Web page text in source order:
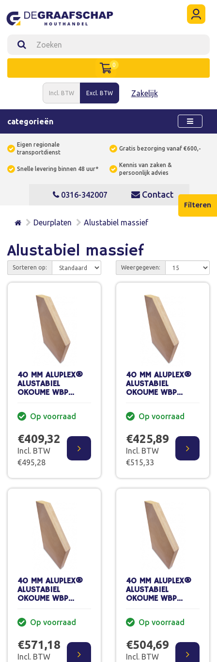
Filteren
Incl. BTW Excl. BTW Zakelijk
0
categorieën
Eigen regionale
transportdienst
Gratis bezorging vanaf €600,-
Snelle levering binnen 48 uur*
Kennis van zaken &
persoonlijk advies
0316-342007 Contact
Deurplaten Alustabiel massief
Alustabiel massief
Sorteren op: Weergegeven:
40 MM ALUPLEX®
ALUSTABIEL
OKOUME WBP
215 X 95 CM
Op voorraad
€409,32
Incl. BTW
€495,28
40 MM ALUPLEX®
ALUSTABIEL
OKOUME WBP
235 X 95 CM
Op voorraad
€425,89
Incl. BTW
€515,33
40 MM ALUPLEX®
ALUSTABIEL
OKOUME WBP
250 X 122 CM
Op voorraad
€571,18
Incl. BTW
40 MM ALUPLEX®
ALUSTABIEL
OKOUME WBP
235 X 110 CM
Op voorraad
€504,69
Incl. BTW